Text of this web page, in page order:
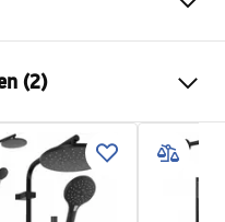
6mm
beide zijden kantelbaar
(2)